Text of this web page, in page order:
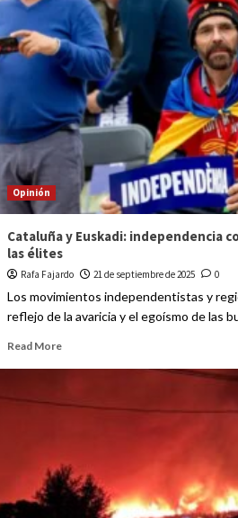
Opinión
Cataluña y Euskadi: independencia
las élites
Rafa Fajardo 21 de septiembre de 2025 0
Los movimientos independentistas y
reflejo de la avaricia y el egoísmo de las
Read More